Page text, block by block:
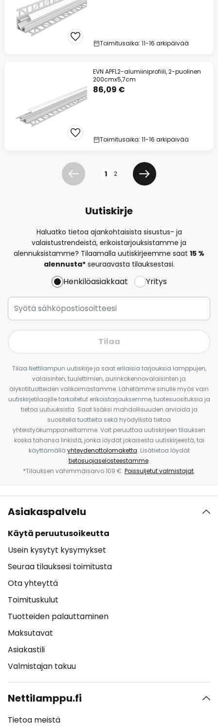
Toimitusaika: 11-16 arkipäivää
EVN APFL2-alumiiniprofiili, 2-puolinen
200cmx5,7cm
86,09 €
Toimitusaika: 11-16 arkipäivää
Edellinen 1 2
Seuraava
Uutiskirje
Haluatko tietoa ajankohtaisista sisustus- ja
valaistustrendeistä, erikoistarjouksistamme ja
alennuksistamme? Tilaamalla uutiskirjeemme saat 15 %
alennusta*seuraavasta tilauksestasi.
Henkilöasiakkaat Yritys
Tilaa
Tilaa Nettilampun uutiskirje ja saat erilaisia tarjouksia lamppujen,
valaisinten, tuulettimien, aurinkokennovalaisinten ja
älykotituotteiden valikoimastamme. Lähetämme sinulle myös vain
uutiskirjetilaajille tarkoitetut erikoistarjouksemme, tuotesuosituksia ja
tietoa uutuuksista. Saat lisäksi mahdollisuuden arvioida ja
suositella tuotteita sekä hyödyllistä tietoa
yhteistyökumppaneiltamme. Voit peruuttaa uutiskirjeen tilauksen
koska tahansa linkistä, jonka löydät jokaisesta uutiskirjeestä, tai
käyttämällä yhteydenottolomaketta. Lisätietoa löydät
tietosuojaselosteestamme.
*Tilauksen vähimmäisarvo 109 €. Poissuljetut valmistajat.
Asiakaspalvelu
Käytä peruutusoikeutta
Usein kysytyt kysymykset
Seuraa tilauksesi toimitusta
Ota yhteyttä
Toimituskulut
Tuotteiden palauttaminen
Maksutavat
Asiakastili
Valmistajan takuu
Nettilamppu.fi
Tietoa meistä